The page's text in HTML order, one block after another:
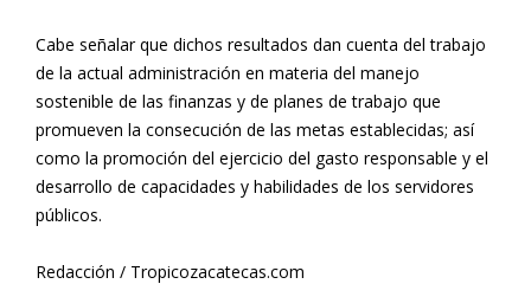
Cabe señalar que dichos resultados dan cuenta del trabajo
de la actual administración en materia del manejo
sostenible de las finanzas y de planes de trabajo que
promueven la consecución de las metas establecidas; así
como la promoción del ejercicio del gasto responsable y el
desarrollo de capacidades y habilidades de los servidores
públicos.
Redacción / Tropicozacatecas.com